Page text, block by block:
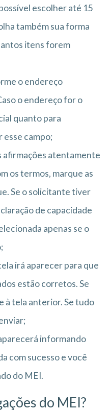
escolher até 15
também sua forma
itens forem
o endereço
o endereço for o
quanto para
esse campo;
afirmações atentamente
os termos, marque as
Se o solicitante tiver
de capacidade
apenas se o
irá aparecer para que
estão corretos. Se
à tela anterior. Se tudo
informando
com sucesso e você
do MEI.
do MEI?